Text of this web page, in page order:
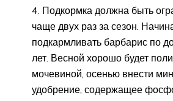
Подкормка должна быть
чаще двух раз за сезон.
подкармливать барбарис по
лет. Весной хорошо будет
мочевиной, осенью внести
удобрение, содержащее